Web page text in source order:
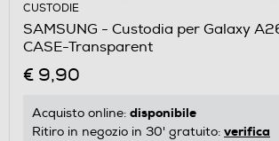
CUSTODIE
SAMSUNG - Custodia per Galaxy
CASE-Transparent
€ 9,90
Acquisto online: disponibile
Ritiro in negozio in 30' gratuito: verifica